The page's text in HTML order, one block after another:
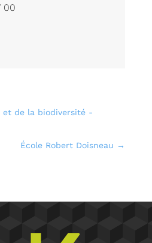
00
et de la biodiversité -
École Robert Doisneau →